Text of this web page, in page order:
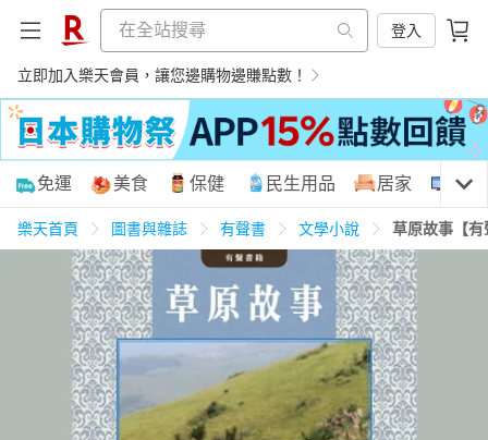
登入
立即加入樂天會員，讓您邊購物邊賺點數！
購物網分類
天天免運 美食蛋糕 養生保健 民生用品
居家生活 3C家電 運動休閒 親子玩具
免運 美食 保健 民生用品 居家 3C
樂天首頁 圖書與雜誌 有聲書 文學小說 草原故事【有